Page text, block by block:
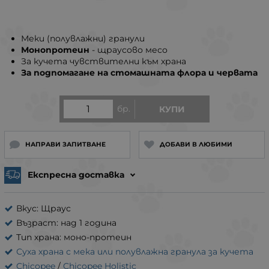
бр. КУПИ
НАПРАВИ ЗАПИТВАНЕ ДОБАВИ В ЛЮБИМИ
Експресна доставка
Вкус: Щраус
Възраст: над 1 година
Тип храна: моно-протеин
Суха храна с мека или полувлажна гранула за кучета
Chicopee / Chicopee Holistic
Меки (полувлажни) гранули
Монопротеин - щраусово месо
За кучета чувствителни към храна
За подпомагане на стомашната флора и червата